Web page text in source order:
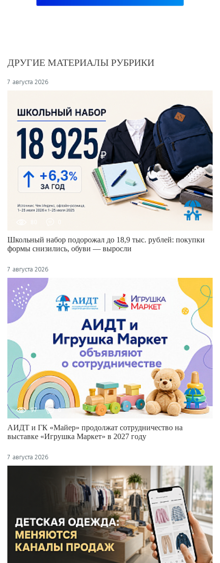
ДРУГИЕ МАТЕРИАЛЫ РУБРИКИ
7 августа 2026
Школьный набор подорожал до 18,9 тыс. рублей: покупки
формы снизились, обуви — выросли
7 августа 2026
97 0
АИДТ и ГК «Майер» продолжат сотрудничество на
выставке «Игрушка Маркет» в 2027 году
7 августа 2026